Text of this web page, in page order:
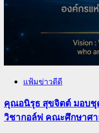
แฟ้มข่าวดีดี
คุณอนิรุธ สุขจิตต์ มอบชุ
วิชากอล์ฟ คณะศึกษาศ